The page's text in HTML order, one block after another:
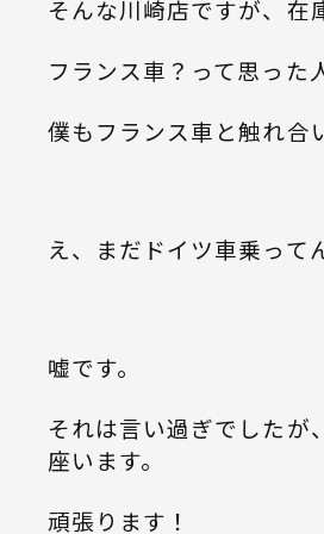
そんな川崎店ですが、在
フランス車？って思った
僕もフランス車と触れ合
え、まだドイツ車乗って
嘘です。
それは言い過ぎでしたが
座います。
頑張ります！